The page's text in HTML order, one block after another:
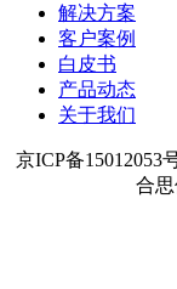
解决方案
客户案例
白皮书
产品动态
关于我们
京ICP备15012053
合